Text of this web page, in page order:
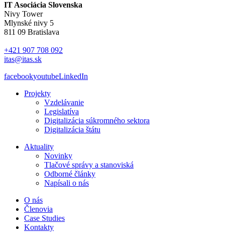
IT Asociácia Slovenska
Nivy Tower
Mlynské nivy 5
811 09 Bratislava
+421 907 708 092
itas@itas.sk
facebookyoutubeLinkedIn
Projekty
Vzdelávanie
Legislatíva
Digitalizácia súkromného sektora
Digitalizácia štátu
Aktuality
Novinky
Tlačové správy a stanoviská
Odborné články
Napísali o nás
O nás
Členovia
Case Studies
Kontakty